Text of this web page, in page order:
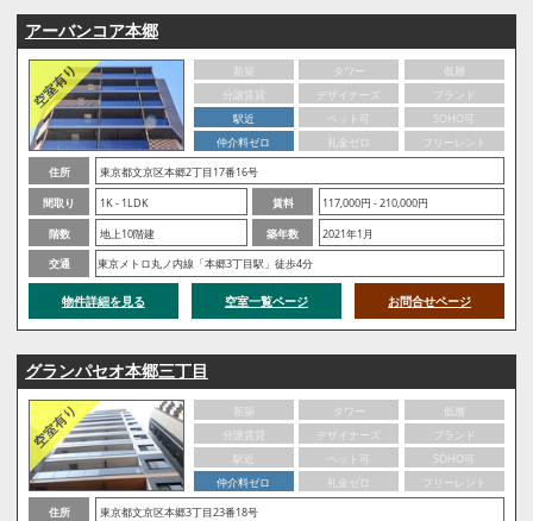
アーバンコア本郷
新築 タワー
低層
分譲賃貸
デザイナーズ
ブランド
駅近
ペット可
SOHO可
仲介料ゼロ
礼金ゼロ
フリーレント
住所
東京都文京区本郷2丁目17番16号
間取り
1K - 1LDK 賃料
117,000円 - 210,000円
階数
地上10階建 築年数
2021年1月
交通
東京メトロ丸ノ内線「本郷3丁目駅」徒歩4分
物件詳細を見る 空室一覧ページ お問合せページ
グランパセオ本郷三丁目
新築 タワー
低層
分譲賃貸
デザイナーズ
ブランド
駅近
ペット可
SOHO可
仲介料ゼロ
礼金ゼロ
フリーレント
住所
東京都文京区本郷3丁目23番18号